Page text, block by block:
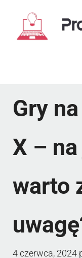
Gry
X –
warto
4 czerwca, 2024